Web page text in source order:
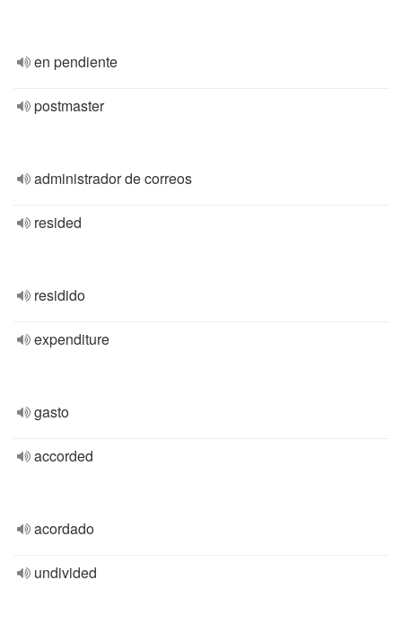
en pendiente
postmaster
administrador de correos
resided
residido
expenditure
gasto
accorded
acordado
undivided